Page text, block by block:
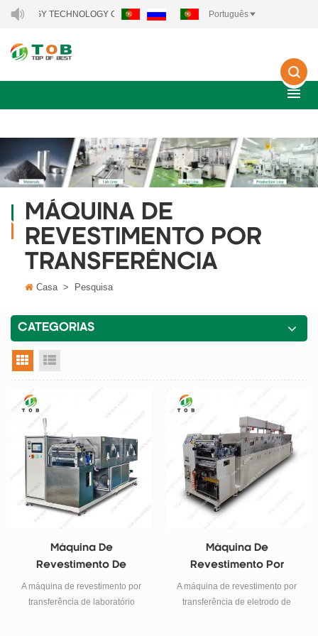
TECHNOLOGY CO., LTD.. Português
MÁQUINA DE
REVESTIMENTO POR
TRANSFERÊNCIA
Casa > Pesquisa
CATEGORIAS
visualização em grade
Máquina De
Revestimento De
Transferência De
Laboratório Para
A máquina de revestimento por
transferência de laboratório
Máquina De
Revestimento Por
Transferência De
Bateria TOB
A máquina de revestimento por
transferência de eletrodo de